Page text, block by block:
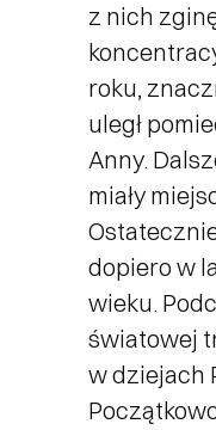
z nich
roku,
uległ
Anny.
miały
dopiero w
wieku.
światowej
w dziejach